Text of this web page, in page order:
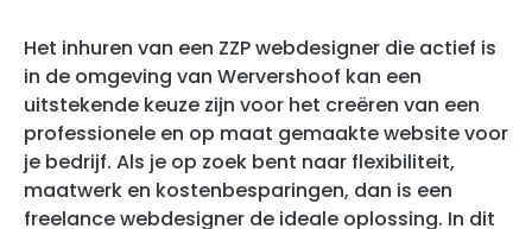
Het inhuren van een ZZP webdesigner die actief is
in de omgeving van Wervershoof kan een
uitstekende keuze zijn voor het creëren van een
professionele en op maat gemaakte website voor
je bedrijf. Als je op zoek bent naar flexibiliteit,
maatwerk en kostenbesparingen, dan is een
freelance webdesigner de ideale oplossing. In dit